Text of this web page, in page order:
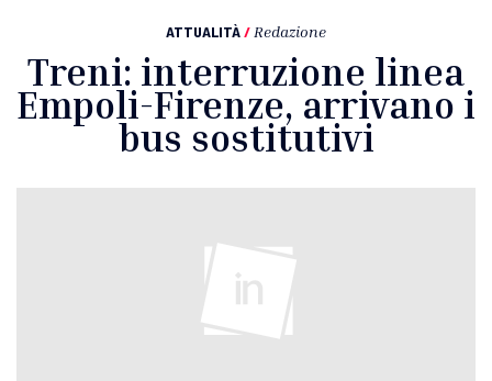
ATTUALITÀ/ Redazione
Treni: interruzione linea
Empoli-Firenze, arrivano i
bus sostitutivi